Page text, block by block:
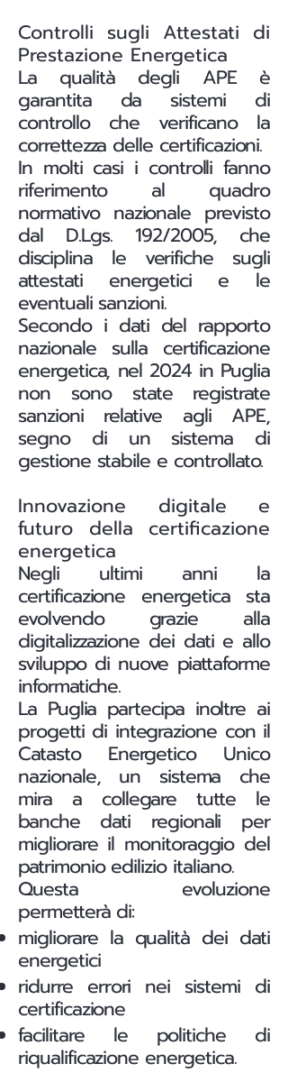
Controlli sugli Attestati di
Prestazione Energetica
La qualità degli APE è
garantita da sistemi di
controllo che verificano la
correttezza delle certificazioni.
In molti casi i controlli fanno
riferimento al quadro
normativo nazionale previsto
dal D.Lgs. 192/2005, che
disciplina le verifiche sugli
attestati energetici e le
eventuali sanzioni.
Secondo i dati del rapporto
nazionale sulla certificazione
energetica, nel 2024 in Puglia
non sono state registrate
sanzioni relative agli APE,
segno di un sistema di
gestione stabile e controllato.
Innovazione digitale e
futuro della certificazione
energetica
Negli ultimi anni la
certificazione energetica sta
evolvendo grazie alla
digitalizzazione dei dati e allo
sviluppo di nuove piattaforme
informatiche.
La Puglia partecipa inoltre ai
progetti di integrazione con il
Catasto Energetico Unico
nazionale, un sistema che
mira a collegare tutte le
banche dati regionali per
migliorare il monitoraggio del
patrimonio edilizio italiano.
Questa evoluzione
permetterà di:
migliorare la qualità dei dati
energetici
ridurre errori nei sistemi di
certificazione
facilitare le politiche di
riqualificazione energetica.